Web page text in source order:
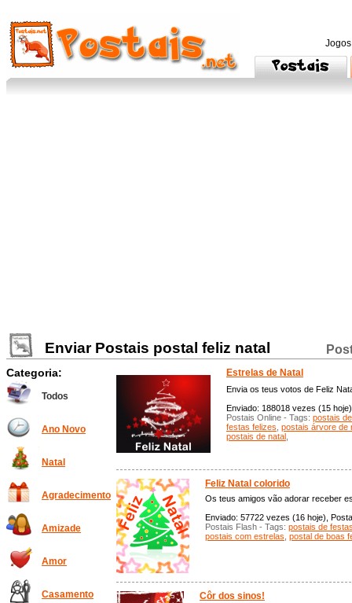
Enviar Postais postal feliz natal
Categoria:
Todos
Ano Novo
Natal
Agradecimento
Amizade
Amor
Casamento
Estrelas de Natal
Envia os teus votos de Feliz
Enviado: 188018 vezes (15
Postais Online - Tags: postais
festas felizes postais árvore de
postais de natal
Feliz Natal colorido
Os teus amigos vão adorar receber
Enviado: 57722 vezes (16 hoje),
Postais Flash - Tags: postais de
postais com estrelas postal de boas
Côr dos sinos!